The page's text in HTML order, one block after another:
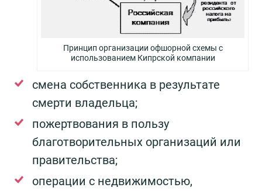
Принцип организации офшорной схемы с
использованием Кипрской компании
смена собственника в результате
смерти владельца;
пожертвования в пользу
благотворительных организаций или
правительства;
операции с недвижимостью,